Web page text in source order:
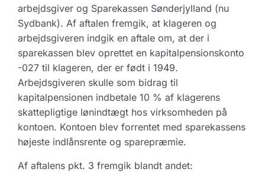
arbejdsgiver og Sparekassen Sønderjylland (nu
Sydbank). Af aftalen fremgik, at klageren og
arbejdsgiveren indgik en aftale om, at der i
sparekassen blev oprettet en kapitalpensionskonto
-027 til klageren, der er født i 1949.
Arbejdsgiveren skulle som bidrag til
kapitalpensionen indbetale 10 % af klagerens
skattepligtige lønindtægt hos virksomheden på
kontoen. Kontoen blev forrentet med sparekassens
højeste indlånsrente og sparepræmie.
Af aftalens pkt. 3 fremgik blandt andet: